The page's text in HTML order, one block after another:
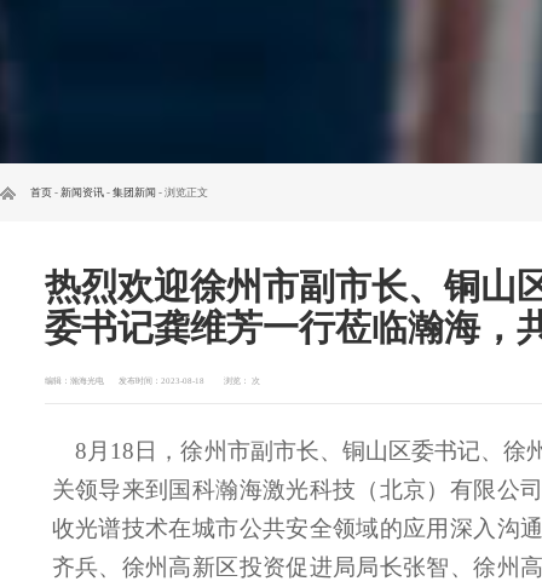
首页 - 新闻资讯 - 集团新闻 - 浏览正文
热烈欢迎徐州市副市长、铜山
委书记龚维芳一行莅临瀚海，
编辑：瀚海光电 发布时间：2023-08-18 浏览： 次
8月18日，徐州市副市长、铜山区委书记、
关领导来到国科瀚海激光科技（北京）有限公
收光谱技术在城市公共安全领域的应用深入沟
齐兵、徐州高新区投资促进局局长张智、徐州